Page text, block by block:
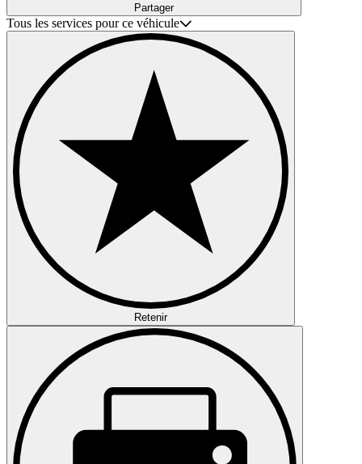
Partager
Tous les services pour ce véhicule
Retenir